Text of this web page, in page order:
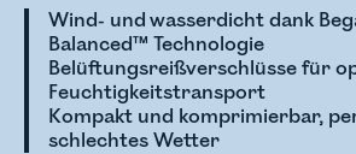
Wind- und wasserdicht dank
Balanced™ Technologie
Belüftungsreißverschlüsse für
Feuchtigkeitstransport
Kompakt und komprimierbar,
schlechtes Wetter